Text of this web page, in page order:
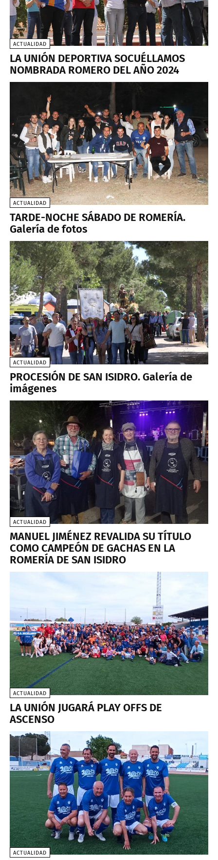
ACTUALIDAD
LA UNIÓN DEPORTIVA SOCUÉLLAMOS
NOMBRADA ROMERO DEL AÑO 2024
ACTUALIDAD
TARDE-NOCHE SÁBADO DE ROMERÍA.
Galería de fotos
ACTUALIDAD
PROCESIÓN DE SAN ISIDRO. Galería de
imágenes
ACTUALIDAD
MANUEL JIMÉNEZ REVALIDA SU TÍTULO
COMO CAMPEÓN DE GACHAS EN LA
ROMERÍA DE SAN ISIDRO
ACTUALIDAD
LA UNIÓN JUGARÁ PLAY OFFS DE
ASCENSO
ACTUALIDAD